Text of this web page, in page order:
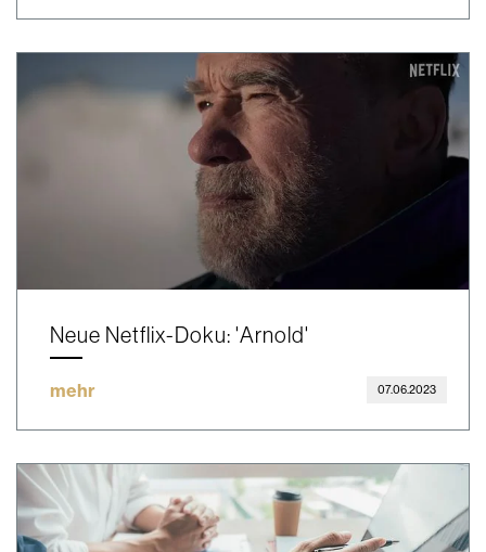
Neue Netflix-Doku: 'Arnold'
mehr 07.06.2023